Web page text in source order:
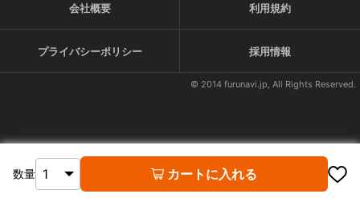
数量 カートに入れる
会社概要 利用規約
プライバシーポリシー 採用情報
© 2014 furunavi.jp, All Rights Reserved.